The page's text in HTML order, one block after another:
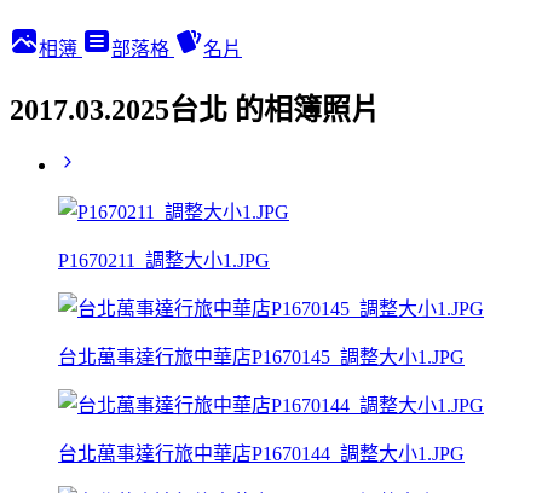
相簿 部落格 名片
2017.03.2025台北 的相簿照片
P1670211_調整大小1.JPG
台北萬事達行旅中華店P1670145_調整大小1.JPG
台北萬事達行旅中華店P1670144_調整大小1.JPG